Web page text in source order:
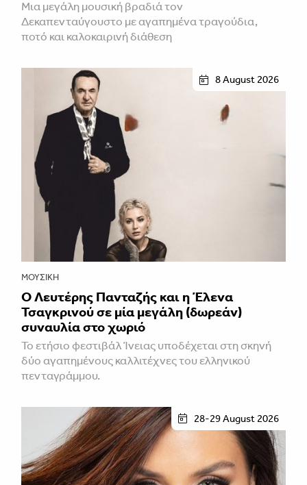
Μια μεγάλη μουσική βραδιά τον
Δεκαπενταύγουστο με αγαπημένα τραγούδια,
ποτό και καλοκαιρινή διάθεση
8 August 2026
ΜΟΥΣΙΚΉ
Ο Λευτέρης Πανταζής και η Έλενα
Τσαγκρινού σε μία μεγάλη (δωρεάν)
συναυλία στο χωριό
Το ετήσιο φεστιβάλ Ίνειας υποδέχεται στη σκηνή
δύο αγαπημένους καλλιτέχνες του ελληνικού
πενταγράμμου.
28-29 August 2026